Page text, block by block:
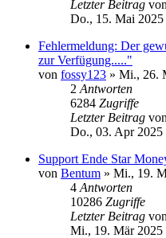
Letzter Beitrag von
Do., 15. Mai 2025
Fehlermeldung: Der
zur Verfügung....."
von fossy123 » Mi., 26.
2 Antworten
6284 Zugriffe
Letzter Beitrag von
Do., 03. Apr 2025
Support Ende Star
von Bentum » Mi., 19.
4 Antworten
10286 Zugriffe
Letzter Beitrag von
Mi., 19. Mär 2025